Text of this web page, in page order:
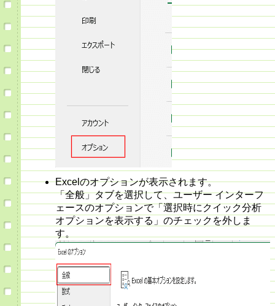
Excelのオプションが表示されます。
「全般」タブを選択して、ユーザー インターフ
ェースのオプションで「選択時にクイック分析
オプションを表示する」のチェックを外しま
す。